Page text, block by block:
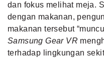
dan fokus melihat meja.
dengan makanan,
makanan tersebut
Samsung Gear VR
terhadap lingkungan